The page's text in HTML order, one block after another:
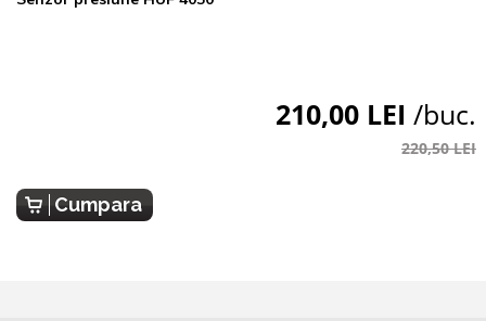
210,00 LEI /buc.
220,50 LEI
Cumpara